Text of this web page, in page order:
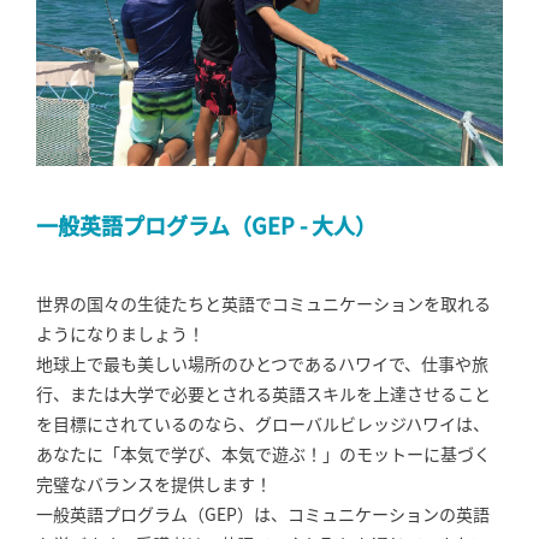
一般英語プログラム（GEP - 大人）
世界の国々の生徒たちと英語でコミュニケーションを取れる
ようになりましょう！
地球上で最も美しい場所のひとつであるハワイで、仕事や旅
行、または大学で必要とされる英語スキルを上達させること
を目標にされているのなら、グローバルビレッジハワイは、
あなたに「本気で学び、本気で遊ぶ！」のモットーに基づく
完璧なバランスを提供します！
一般英語プログラム（GEP）は、コミュニケーションの英語